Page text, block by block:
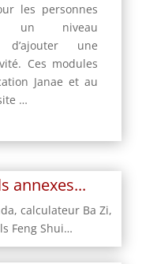
les personnes
un niveau
une
Ces modules
Janae et au
…
annexes...
calculateur Ba Zi,
Feng Shui…